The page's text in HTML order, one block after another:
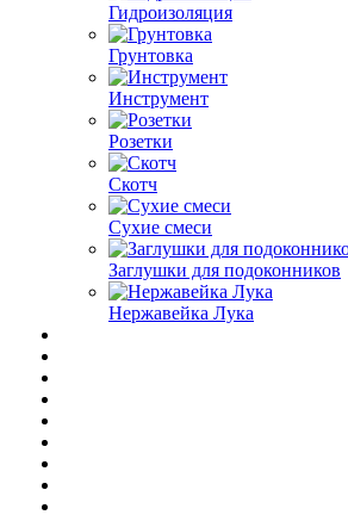
Гидроизоляция
Грунтовка
Инструмент
Розетки
Скотч
Сухие смеси
Заглушки для подоконников
Нержавейка Лука